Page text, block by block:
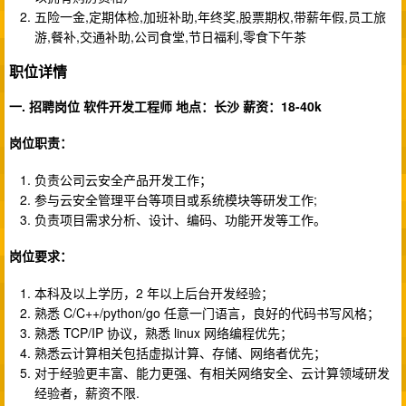
五险一金,定期体检,加班补助,年终奖,股票期权,带薪年假,员工旅
游,餐补,交通补助,公司食堂,节日福利,零食下午茶
职位详情
一. 招聘岗位 软件开发工程师 地点：长沙 薪资：18-40k
岗位职责：
负责公司云安全产品开发工作；
参与云安全管理平台等项目或系统模块等研发工作;
负责项目需求分析、设计、编码、功能开发等工作。
岗位要求：
本科及以上学历，2 年以上后台开发经验；
熟悉 C/C++/python/go 任意一门语言，良好的代码书写风格；
熟悉 TCP/IP 协议，熟悉 linux 网络编程优先；
熟悉云计算相关包括虚拟计算、存储、网络者优先；
对于经验更丰富、能力更强、有相关网络安全、云计算领域研发
经验者，薪资不限.